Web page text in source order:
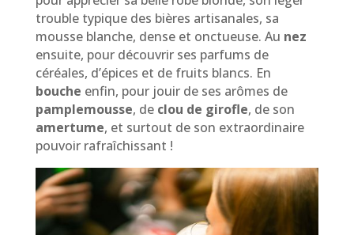
trouble typique des bières artisanales, sa
mousse blanche, dense et onctueuse. Au nez
ensuite, pour découvrir ses parfums de
céréales, d’épices et de fruits blancs. En
bouche enfin, pour jouir de ses arômes de
pamplemousse, de clou de girofle, de son
amertume, et surtout de son extraordinaire
pouvoir rafraîchissant !